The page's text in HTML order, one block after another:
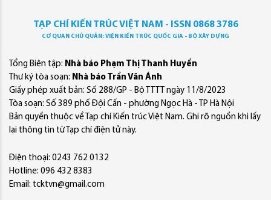
TẠP CHÍ KIẾN TRÚC VIỆT NAM - ISSN 0868 3786
CƠ QUAN CHỦ QUẢN: VIỆN KIẾN TRÚC QUỐC GIA - BỘ XÂY DỰNG
Tổng Biên tập: Nhà báo Phạm Thị Thanh Huyền
Thư ký tòa soạn: Nhà báo Trần Văn Ánh
Giấy phép xuất bản: Số 288/GP - Bộ TTTT ngày 11/8/2023
Tòa soạn: Số 389 phố Đội Cấn - phường Ngọc Hà - TP Hà Nội
Bản quyền thuộc về Tạp chí Kiến trúc Việt Nam. Ghi rõ nguồn khi lấy
lại thông tin từ Tạp chí điện tử này.
Điện thoại: 0243 762 0132
Hotline: 096 432 8383
Email: tcktvn@gmail.com